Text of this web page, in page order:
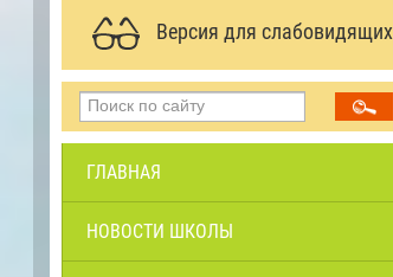
Версия для слабовидящих
ГЛАВНАЯ
НОВОСТИ ШКОЛЫ